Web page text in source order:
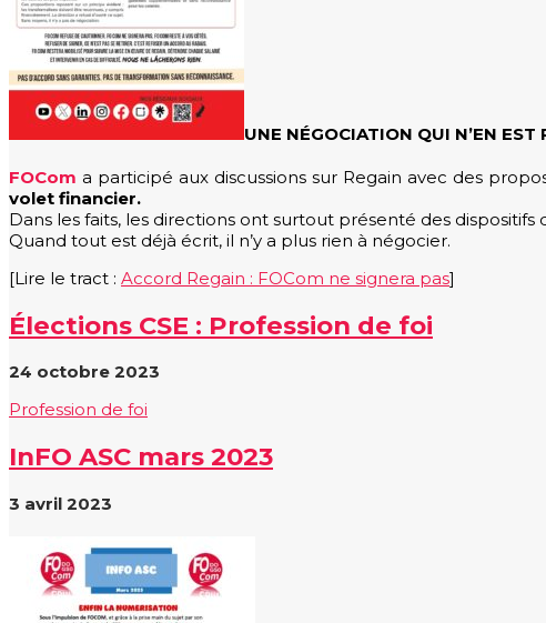
UNE NÉGOCIATION QUI N’EN EST
FOCom a participé aux discussions sur Regain avec des
volet financier.
Dans les faits, les directions ont surtout présenté des
Quand tout est déjà écrit, il n’y a plus rien à négocier.
[Lire le tract : Accord Regain : FOCom ne signera pas]
Élections CSE : Profession de foi
24 octobre 2023
Profession de foi
InFO ASC mars 2023
3 avril 2023